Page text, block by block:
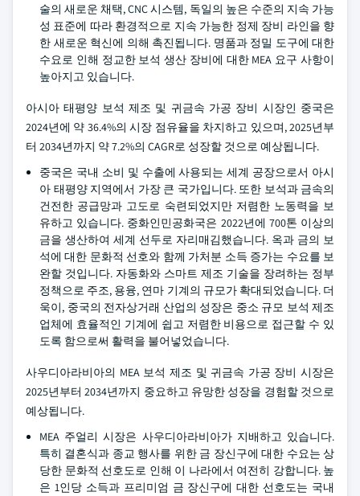
술의 새로운 채택, CNC 시스템, 독일의 높은 수준의 지속 가능
성 표준에 따라 환경적으로 지속 가능한 정제 장비 라인을 향
한 새로운 혁신에 의해 촉진됩니다. 명품과 정밀 도구에 대한
수요로 인해 정교한 보석 생산 장비에 대한 MEA 요구 사항이
높아지고 있습니다.
아시아 태평양 보석 제조 및 귀금속 가공 장비 시장인 중국은
2024년에 약 36.4%의 시장 점유율을 차지하고 있으며, 2025년부
터 2034년까지 약 7.2%의 CAGR로 성장할 것으로 예상됩니다.
중국은 국내 소비 및 수출에 사용되는 세계 공장으로서 아시
아 태평양 지역에서 가장 큰 국가입니다. 또한 보석과 금속의
건전한 공급망과 고도로 숙련되었지만 저렴한 노동력을 보
유하고 있습니다. 중화인민공화국은 2022년에 700톤 이상의
금을 생산하여 세계 선두로 자리매김했습니다. 옥과 금의 보
석에 대한 문화적 선호와 함께 가처분 소득 증가는 수요를 보
완할 것입니다. 자동화와 스마트 제조 기술을 장려하는 정부
정책으로 주조, 용융, 연마 기계의 규모가 확대되었습니다. 더
욱이, 중국의 전자상거래 산업의 성장은 중소 규모 보석 제조
업체에 효율적인 기계에 쉽고 저렴한 비용으로 접근할 수 있
도록 함으로써 활력을 불어넣었습니다.
사우디아라비아의 MEA 보석 제조 및 귀금속 가공 장비 시장은
2025년부터 2034년까지 중요하고 유망한 성장을 경험할 것으로
예상됩니다.
MEA 주얼리 시장은 사우디아라비아가 지배하고 있습니다.
특히 결혼식과 종교 행사를 위한 금 장신구에 대한 수요는 상
당한 문화적 선호도로 인해 이 나라에서 여전히 강합니다. 높
은 1인당 소득과 프리미엄 금 장신구에 대한 선호도는 국내